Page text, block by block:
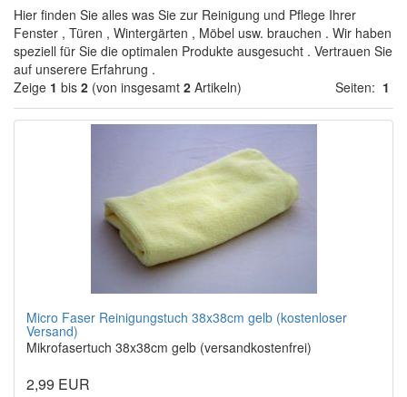
Hier finden Sie alles was Sie zur Reinigung und Pflege Ihrer
Fenster , Türen , Wintergärten , Möbel usw. brauchen . Wir haben
speziell für Sie die optimalen Produkte ausgesucht . Vertrauen Sie
auf unserere Erfahrung .
Zeige 1 bis 2 (von insgesamt 2 Artikeln) Seiten: 1
Micro Faser Reinigungstuch 38x38cm gelb (kostenloser
Versand)
Mikrofasertuch 38x38cm gelb (versandkostenfrei)
2,99 EUR